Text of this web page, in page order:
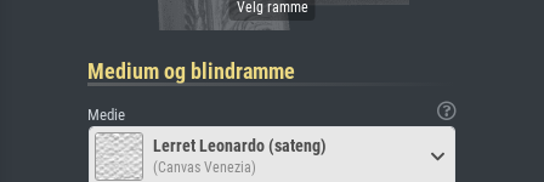
Medium og blindramme
Medie
Lerret Leonardo (sateng)
(Canvas Venezia)